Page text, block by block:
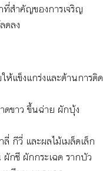
สำคัญของการเจริญ
ดลง
แข็งแกร่งและต้านการติด
ดขาว ขึ้นฉ่าย ผักบุ้ง
กีวี่ และผลไม้เมล็ดเล็ก
กชี ผักกระเฉด รากบัว